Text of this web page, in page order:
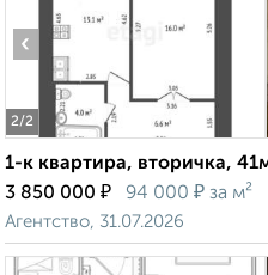
2/2
‹
1-к квартира, вторичка,
3 850 000 ₽ 94 000 ₽ за м²
Агентство, 31.07.2026